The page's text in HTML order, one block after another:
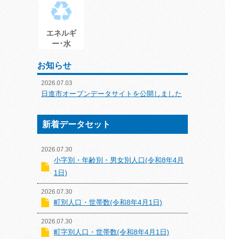
エネルギ
ー･水
お知らせ
2026.07.03
日進市オープンデータサイトを公開しました
新着データセット
2026.07.30
小字別・年齢別・男女別人口(令和8年4月
1日)
2026.07.30
町別人口・世帯数(令和8年4月1日)
2026.07.30
町字別人口・世帯数(令和8年4月1日)